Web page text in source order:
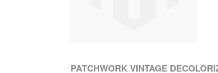
PATCHWORK VINTAGE